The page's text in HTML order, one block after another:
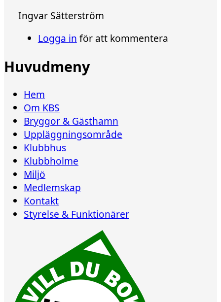
Ingvar Sätterström
Logga in för att kommentera
Huvudmeny
Hem
Om KBS
Bryggor & Gästhamn
Uppläggningsområde
Klubbhus
Klubbholme
Miljö
Medlemskap
Kontakt
Styrelse & Funktionärer